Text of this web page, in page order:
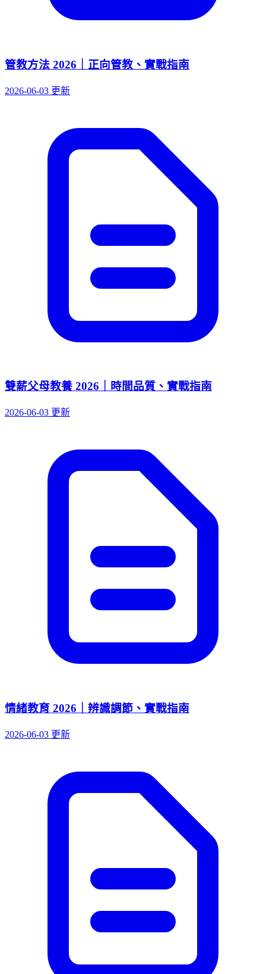
管教方法 2026｜正向管教、實戰指南
2026-06-03 更新
雙薪父母教養 2026｜時間品質、實戰指南
2026-06-03 更新
情緒教育 2026｜辨識調節、實戰指南
2026-06-03 更新